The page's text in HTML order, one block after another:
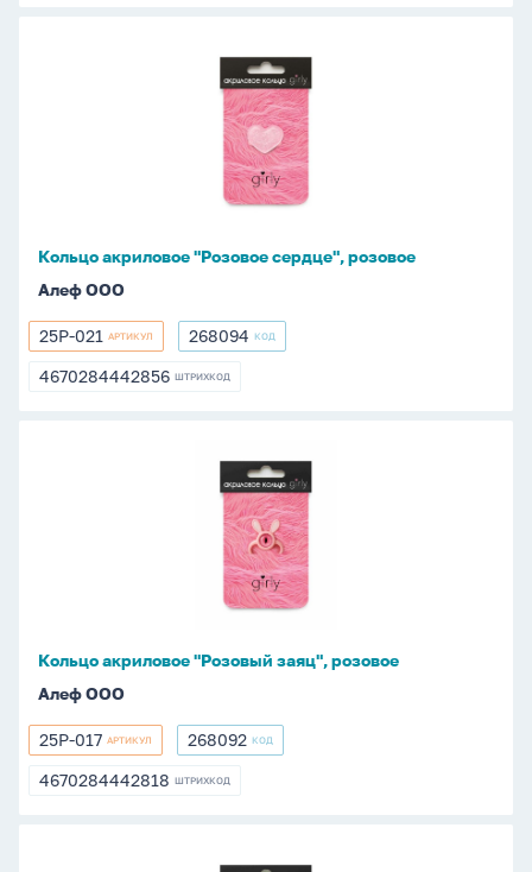
Кольцо акриловое "Розовое сердце", розовое
Алеф ООО
25P-
021
25P-021 АРТИКУЛ 268094
268094 КОД
4670284442856
4670284442856 ШТРИХКОД
Кольцо акриловое "Розовый заяц", розовое
Алеф ООО
25P-
017
25P-017 АРТИКУЛ 268092
268092 КОД
4670284442818
4670284442818 ШТРИХКОД